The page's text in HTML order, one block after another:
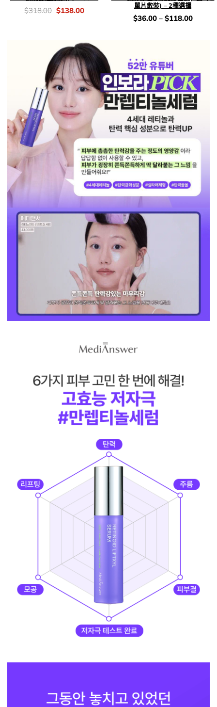
價
錢：
$318.00 Original
price
$138.00Current
單片散裝) – 2種選擇
價
錢：
$36.00– $118.00